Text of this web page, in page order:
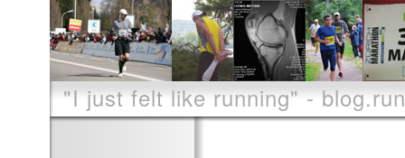
"I just felt like running" -